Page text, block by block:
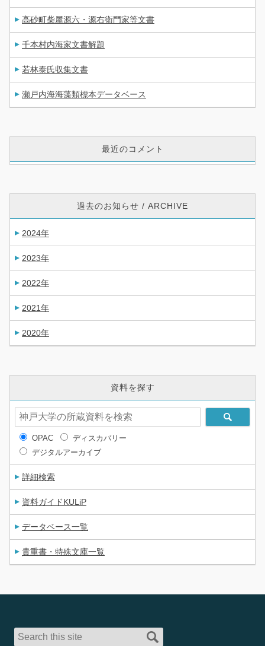
高砂町柴屋源六・源右衛門家等文書
千本村内海家文書解題
若林泰氏収集文書
瀬戸内海海藻類標本データベース
最近のコメント
過去のお知らせ / ARCHIVE
2024年
2023年
2022年
2021年
2020年
資料を探す
OPAC
ディスカバリー
デジタルアーカイブ
詳細検索
資料ガイドKULiP
データベース一覧
貴重書・特殊文庫一覧